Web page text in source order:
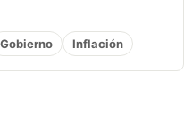
Gobierno Inflación